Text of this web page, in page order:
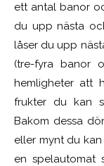
ett antal banor
du upp nästa
låser du upp
(tre-fyra banor
hemligheter att
frukter du kan
Bakom dessa
eller mynt du
en spelautomat